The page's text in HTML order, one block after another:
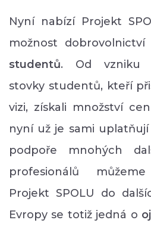
Nyní nabízí Projekt
možnost
studentů. Od vzniku
stovky studentů, kteří
vizi, získali množství
nyní už je sami
podpoře mnohých
profesionálů
Projekt SPOLU do
Evropy se totiž jedná o